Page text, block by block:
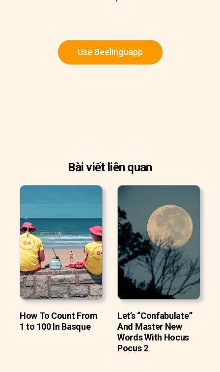
Use Beelinguapp
Bài viết liên quan
How To Count From
1 to 100 In Basque
Let’s “Confabulate”
And Master New
Words With Hocus
Pocus 2